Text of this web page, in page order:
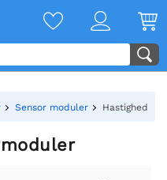
Sensor moduler